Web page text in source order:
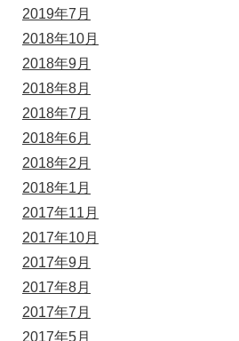
2019年7月
2018年10月
2018年9月
2018年8月
2018年7月
2018年6月
2018年2月
2018年1月
2017年11月
2017年10月
2017年9月
2017年8月
2017年7月
2017年5月